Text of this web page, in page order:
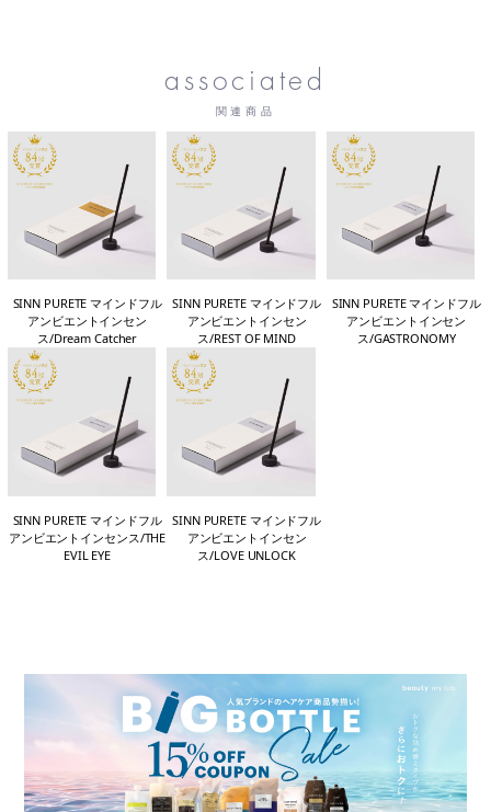
associated
関連商品
SINN PURETE マインドフル
アンビエントインセン
ス/Dream Catcher
SINN PURETE マインドフル
アンビエントインセン
ス/REST OF MIND
SINN PURETE マインドフル
アンビエントインセン
ス/GASTRONOMY
SINN PURETE マインドフル
アンビエントインセンス/THE
EVIL EYE
SINN PURETE マインドフル
アンビエントインセン
ス/LOVE UNLOCK